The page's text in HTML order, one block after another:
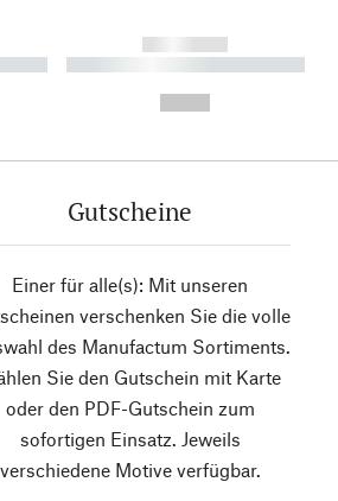
------------
----------- ----------- ----------
Gutscheine
Einer für alle(s): Mit unseren
verschenken Sie die volle
des Manufactum Sortiments.
Sie den Gutschein mit Karte
oder den PDF-Gutschein zum
sofortigen Einsatz. Jeweils
verschiedene Motive verfügbar.